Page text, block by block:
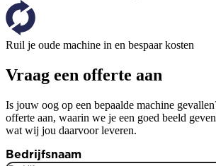
Ruil je oude machine in en bespaar kosten
Vraag een offerte aan
Is jouw oog op een bepaalde machine
offerte aan, waarin we je een goed beeld
wat wij jou daarvoor leveren.
Bedrijfsnaam